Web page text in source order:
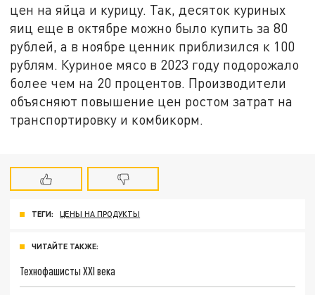
цен на яйца и курицу. Так, десяток куриных
яиц еще в октябре можно было купить за 80
рублей, а в ноябре ценник приблизился к 100
рублям. Куриное мясо в 2023 году подорожало
более чем на 20 процентов. Производители
объясняют повышение цен ростом затрат на
транспортировку и комбикорм.
ТЕГИ: ЦЕНЫ НА ПРОДУКТЫ
ЧИТАЙТЕ ТАКЖЕ:
Технофашисты XXI века